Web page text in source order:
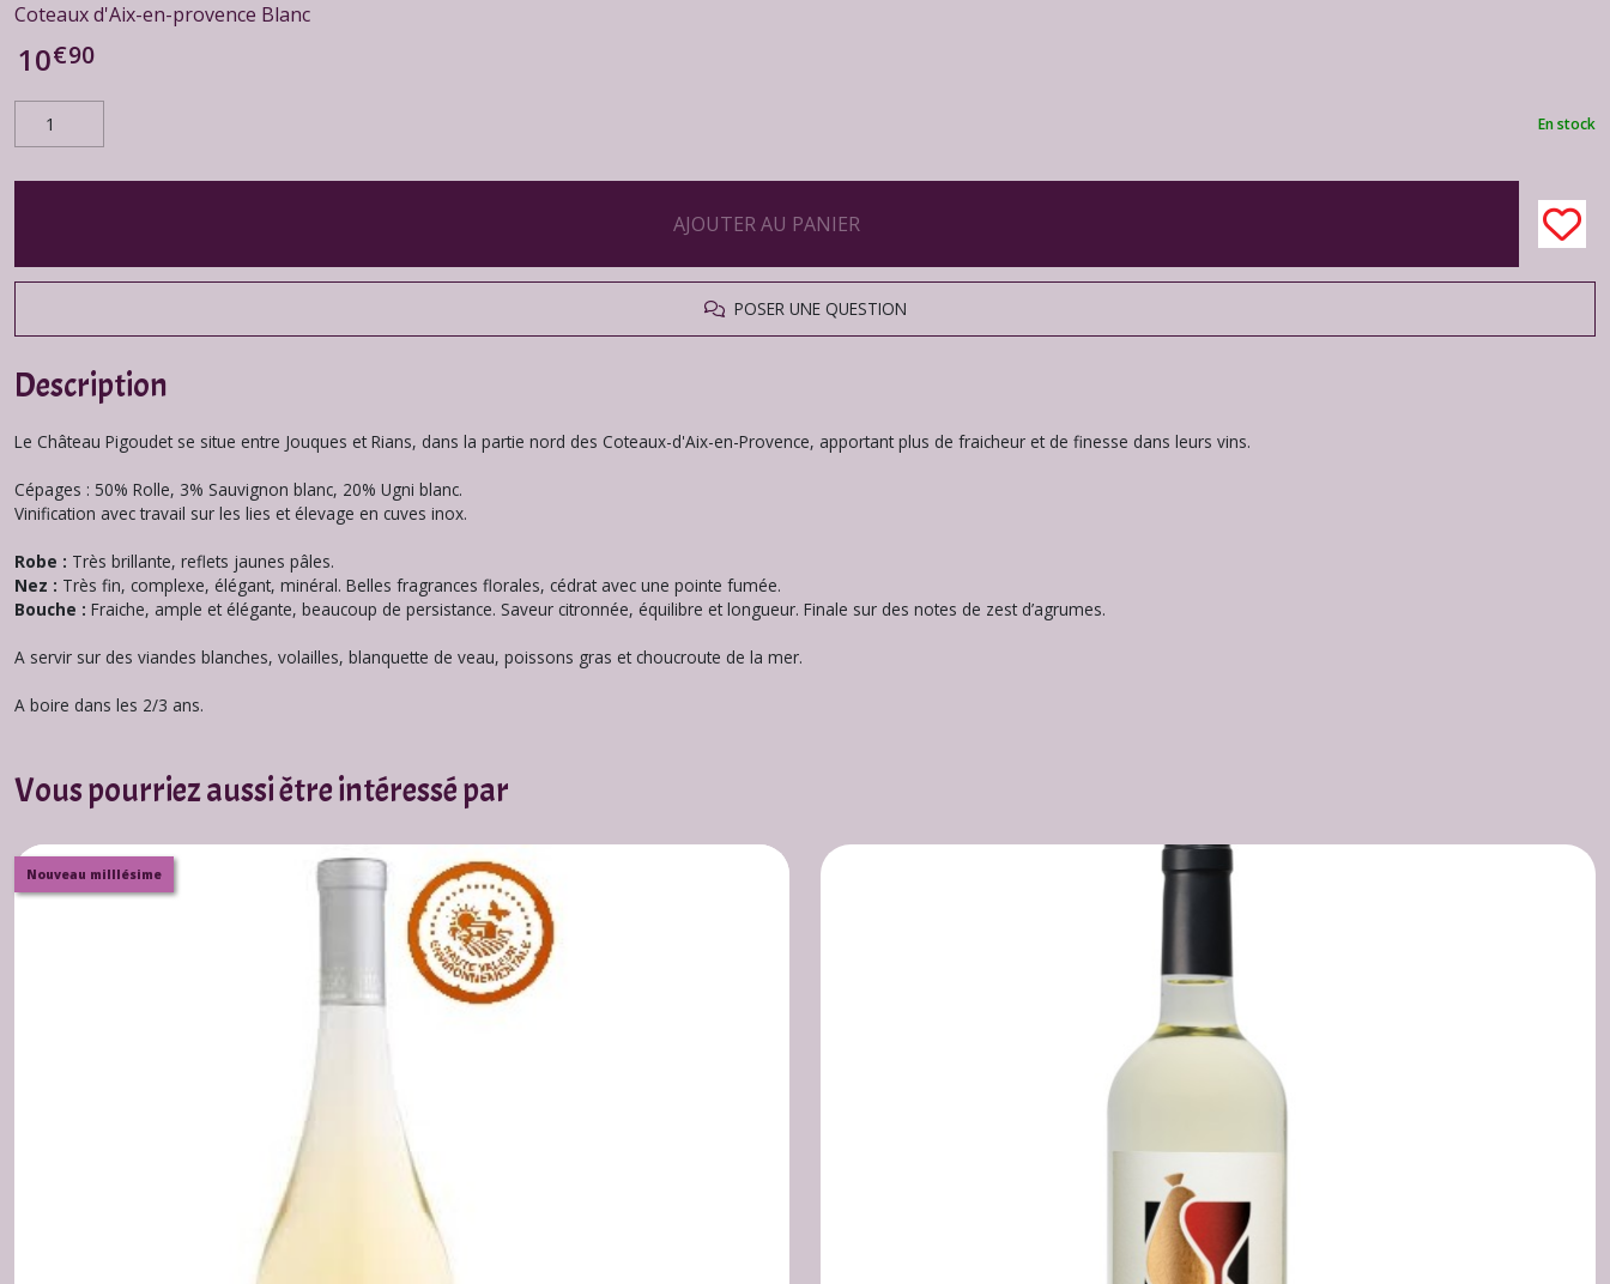
Coteaux d'Aix-en-provence Blanc
10€90
En stock
AJOUTER AU PANIER
POSER UNE QUESTION
Description
Le Château Pigoudet se situe entre Jouques et Rians, dans la partie nord des Coteaux-d'Aix-en-Provence, apportant plus de fraicheur et de finesse dans leurs vins.
Cépages : 50% Rolle, 3% Sauvignon blanc, 20% Ugni blanc.
Vinification avec travail sur les lies et élevage en cuves inox.
Robe : Très brillante, reflets jaunes pâles.
Nez : Très fin, complexe, élégant, minéral. Belles fragrances florales, cédrat avec une pointe fumée.
Bouche : Fraiche, ample et élégante, beaucoup de persistance. Saveur citronnée, équilibre et longueur. Finale sur des notes de zest d’agrumes.
A servir sur des viandes blanches, volailles, blanquette de veau, poissons gras et choucroute de la mer.
A boire dans les 2/3 ans.
Vous pourriez aussi être intéressé par
Nouveau milllésime